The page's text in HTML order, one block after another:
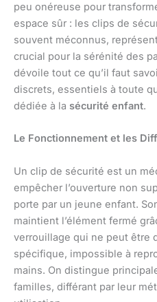
peu onéreuse pour
espace sûr : les clips de
souvent méconnus,
crucial pour la sérénité des
dévoile tout ce qu’il faut
discrets, essentiels à toute
dédiée à la sécurité enfant.
Le Fonctionnement et les
Un clip de sécurité est un
empêcher l’ouverture non
porte par un jeune enfant.
maintient l’élément fermé
verrouillage qui ne peut être
spécifique, impossible à
mains. On distingue
familles, différant par leur